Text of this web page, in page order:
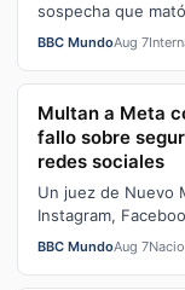
sospecha que
colegio.
BBC MundoAug 7
Multan a Meta
fallo sobre
redes sociales
Un juez de Nuevo
Instagram,
a los niños.
BBC MundoAug 7